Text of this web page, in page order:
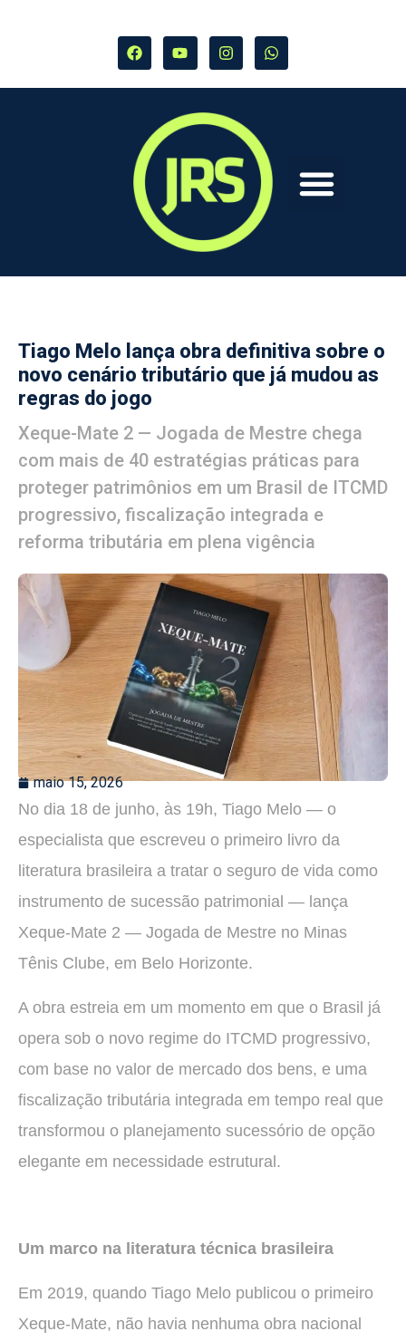
Tiago Melo lança obra definitiva sobre o
novo cenário tributário que já mudou as
regras do jogo
Xeque-Mate 2 — Jogada de Mestre chega
com mais de 40 estratégias práticas para
proteger patrimônios em um Brasil de ITCMD
progressivo, fiscalização integrada e
reforma tributária em plena vigência
maio 15, 2026
No dia 18 de junho, às 19h, Tiago Melo — o
especialista que escreveu o primeiro livro da
literatura brasileira a tratar o seguro de vida como
instrumento de sucessão patrimonial — lança
Xeque-Mate 2 — Jogada de Mestre no Minas
Tênis Clube, em Belo Horizonte.
A obra estreia em um momento em que o Brasil já
opera sob o novo regime do ITCMD progressivo,
com base no valor de mercado dos bens, e uma
fiscalização tributária integrada em tempo real que
transformou o planejamento sucessório de opção
elegante em necessidade estrutural.
Um marco na literatura técnica brasileira
Em 2019, quando Tiago Melo publicou o primeiro
Xeque-Mate, não havia nenhuma obra nacional